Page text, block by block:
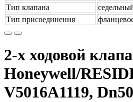
Тип клапана
Тип присоединения
2-х ходовой
Honeywell/
V5016A1119,